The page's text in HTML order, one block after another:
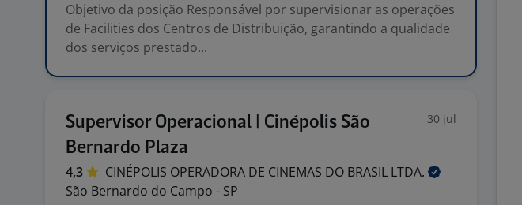
Objetivo da posição Responsável por supervisionar as operações
de Facilities dos Centros de Distribuição, garantindo a qualidade
dos serviços prestado...
Supervisor Operacional | Cinépolis São
Bernardo Plaza
30 jul
4,3 CINÉPOLIS OPERADORA DE CINEMAS DO BRASIL LTDA.
São Bernardo do Campo - SP